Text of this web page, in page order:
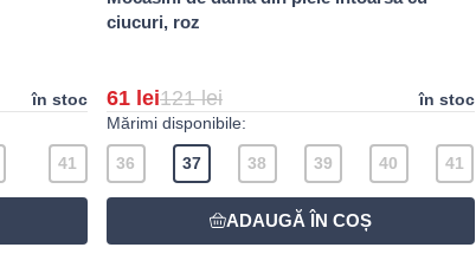
în stoc
41
ciucuri, roz
61 lei121 lei
în stoc
Mărimi disponibile:
36 37 38 39 40 41